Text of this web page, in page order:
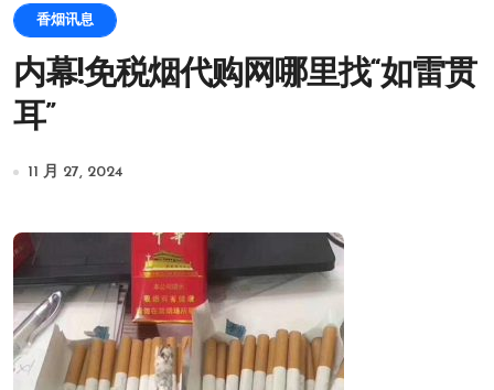
香烟讯息
内幕!免税烟代购网哪里找“如雷贯
耳”
11 月 27, 2024